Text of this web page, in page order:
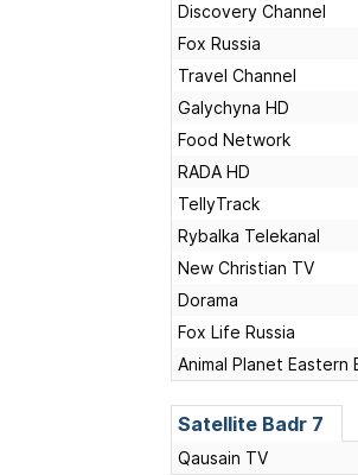
Discovery Channel
Fox Russia
Travel Channel
Galychyna HD
Food Network
RADA HD
TellyTrack
Rybalka Telekanal
New Christian TV
Dorama
Fox Life Russia
Animal Planet Eastern
Satellite Badr 7
Qausain TV